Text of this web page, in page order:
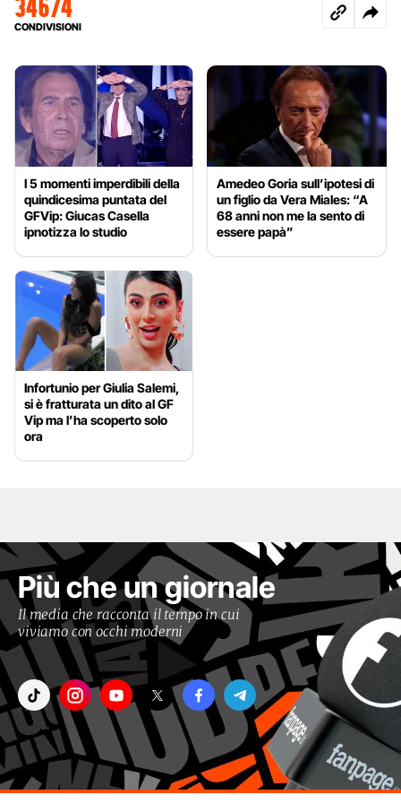
CONDIVISIONI
I 5 momenti imperdibili della
quindicesima puntata del
GFVip: Giucas Casella
ipnotizza lo studio
Amedeo Goria sull’ipotesi di
un figlio da Vera Miales: “A
68 anni non me la sento di
essere papà”
Infortunio per Giulia Salemi,
si è fratturata un dito al GF
Vip ma l’ha scoperto solo
ora
Più che un giornale
Il media che racconta il tempo in cui
viviamo con occhi moderni